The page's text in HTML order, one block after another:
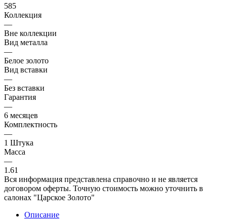
585
Коллекция
—
Вне коллекции
Вид металла
—
Белое золото
Вид вставки
—
Без вставки
Гарантия
—
6 месяцев
Комплектность
—
1 Штука
Масса
—
1.61
Вся информация представлена справочно и не является
договором оферты. Точную стоимость можно уточнить в
салонах "Царское Золото"
Описание